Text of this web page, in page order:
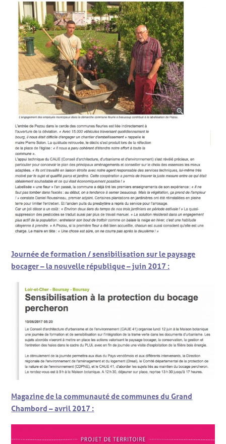
Journée de formation / sensibilisation sur le paysage
bocager – la nouvelle république – juin 2017 :
Magazine de la communauté de communes du Grand
Chambord – avril 2017 :